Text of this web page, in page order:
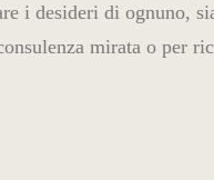
i desideri di ognuno,
mirata o per